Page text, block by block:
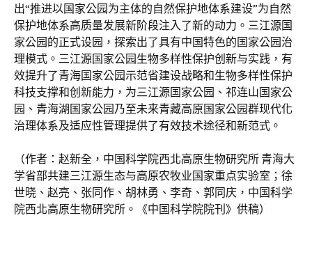
出“推进以国家公园为主体的自然保护地体系建设”为自然
保护地体系高质量发展新阶段注入了新的动力。三江源国
家公园的正式设园，探索出了具有中国特色的国家公园治
理模式。三江源国家公园生物多样性保护创新与实践，有
效提升了青海国家公园示范省建设战略和生物多样性保护
科技支撑和创新能力，为三江源国家公园、祁连山国家公
园、青海湖国家公园乃至未来青藏高原国家公园群现代化
治理体系及适应性管理提供了有效技术途径和新范式。
（作者：赵新全，中国科学院西北高原生物研究所 青海大
学省部共建三江源生态与高原农牧业国家重点实验室；徐
世晓、赵亮、张同作、胡林勇、李奇、郭同庆，中国科学
院西北高原生物研究所。《中国科学院院刊》供稿）